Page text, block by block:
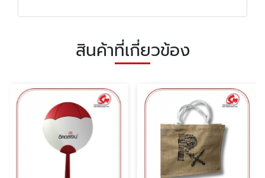
สินค้าที่เกี่ยวข้อง